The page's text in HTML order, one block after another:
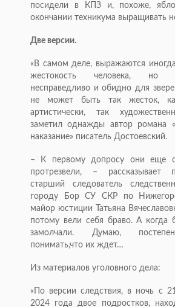
посидели в КПЗ и, похоже,
окончании техникума выращивать
Две версии.
«В самом деле, выражаются
жестокость человека, но
несправедливо и обидно для
не может быть так жесток,
артистически, так
заметил однажды автор романа
наказание» писатель Достоевский.
– К первому допросу они еще
протрезвели, – рассказывает
старший следователь
городу Бор СУ СКР по
майор юстиции Татьяна
потому вели себя браво. А когда
замолчали. Думаю,
понимать,что их ждет…
Из материалов уголовного дела:
«По версии следствия, в ночь с
2024 года двое подростков,